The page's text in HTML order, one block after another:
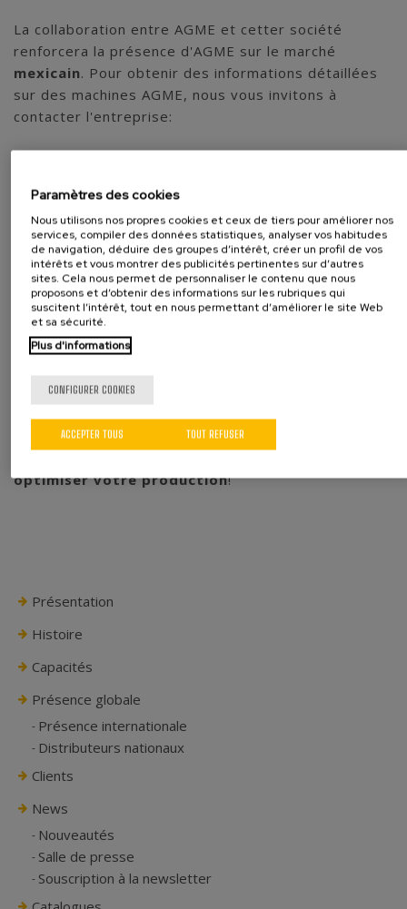
La collaboration entre AGME et cetter société
renforcera la présence d'AGME sur le marché
mexicain. Pour obtenir des informations détaillées
sur des machines AGME, nous vous invitons à
contacter l'entreprise:
Diseño Mecánico para Ensamble y Test S de R.L.
Peña Colorada 69
Col. Pedro Escobedo, Sección H
76246, El Marqués, Querétaro – México
Tel: +52 442-186-9283
email:andoni.altube@dandc.mx
Cette alliance offre aux principaux fabricants et
intégrateurs de composants automobiles du
pointe et d'améliorer leurs processus
d'assemblage automatique.
optimiser votre production!
Présentation
Histoire
Capacités
Présence globale
Présence internationale
Distributeurs nationaux
Clients
News
Nouveautés
Salle de presse
Souscription à la newsletter
Paramètres des cookies
Nous utilisons nos propres cookies et ceux de tiers pour améliorer nos
services, compiler des données statistiques, analyser vos habitudes
de navigation, déduire des groupes d’intérêt, créer un profil de vos
intérêts et vous montrer des publicités pertinentes sur d’autres
sites. Cela nous permet de personnaliser le contenu que nous
proposons et d’obtenir des informations sur les rubriques qui
suscitent l’intérêt, tout en nous permettant d’améliorer le site Web
et sa sécurité.
Plus d'informations
CONFIGURER COOKIES
TOUT REFUSER
ACCEPTER TOUS